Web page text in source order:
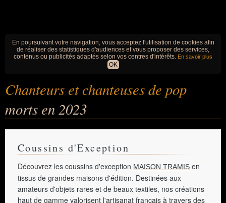
En poursuivant votre navigation, vous acceptez l'utilisation de cookies afin
de réaliser des statistiques d'audiences et vous proposer des services,
contenus ou publicités adaptés selon vos centres d'intérêts. En savoir plus
OK
Chanteurs et chanteuses de pop
morts en 2023
Coussins d'Exception
Découvrez les coussins d'exception MAISON TRAMIS en
tissus de grandes maisons d'édition. Destinées aux
amateurs d'objets rares et de beaux textiles, nos créations
haut de gamme valorisent l'artisanat français à travers des